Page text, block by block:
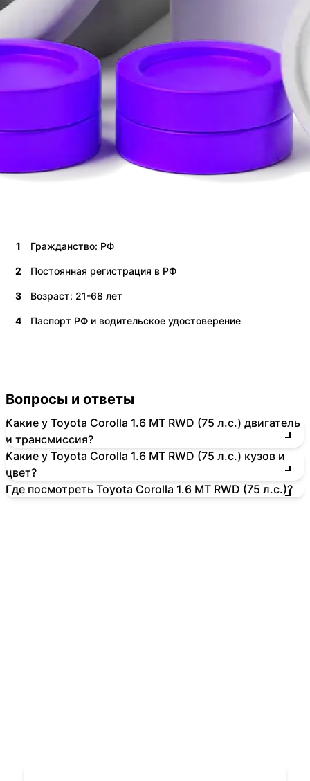
1 Гражданство: РФ
2 Постоянная регистрация в РФ
3 Возраст: 21-68 лет
4 Паспорт РФ и водительское удостоверение
Вопросы и ответы
Какие у Toyota Corolla 1.6 MT RWD (75 л.с.) двигатель
и трансмиссия?
Какие у Toyota Corolla 1.6 MT RWD (75 л.с.) кузов и
цвет?
Где посмотреть Toyota Corolla 1.6 MT RWD (75 л.с.)?